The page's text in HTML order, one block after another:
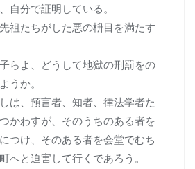
自分で証明している。
祖たちがした悪の枡目を満たす
らよ、どうして地獄の刑罰をの
うか。
は、預言者、知者、律法学者た
かわすが、そのうちのある者を
つけ、そのある者を会堂でむち
へと迫害して行くであろう。